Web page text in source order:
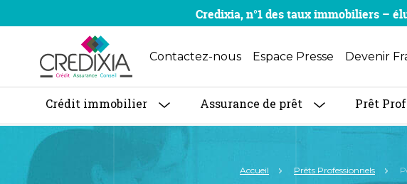
Credixia, n°1 des taux immobiliers –
Contactez-nous Espace Presse Devenir
Crédit immobilier Assurance de prêt Prêt
Accueil Prêts Professionnels